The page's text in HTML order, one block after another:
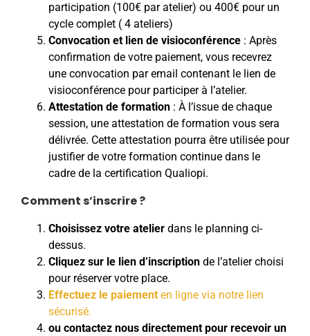
participation (100€ par atelier) ou 400€ pour un
cycle complet ( 4 ateliers)
Convocation et lien de visioconférence : Après
confirmation de votre paiement, vous recevrez
une convocation par email contenant le lien de
visioconférence pour participer à l’atelier.
Attestation de formation : À l’issue de chaque
session, une attestation de formation vous sera
délivrée. Cette attestation pourra être utilisée pour
justifier de votre formation continue dans le
cadre de la certification Qualiopi.
Comment s’inscrire ?
Choisissez votre atelier dans le planning ci-
dessus.
Cliquez sur le lien d’inscription de l’atelier choisi
pour réserver votre place.
Effectuez le paiement en ligne via notre lien
sécurisé.
ou contactez nous directement pour recevoir un